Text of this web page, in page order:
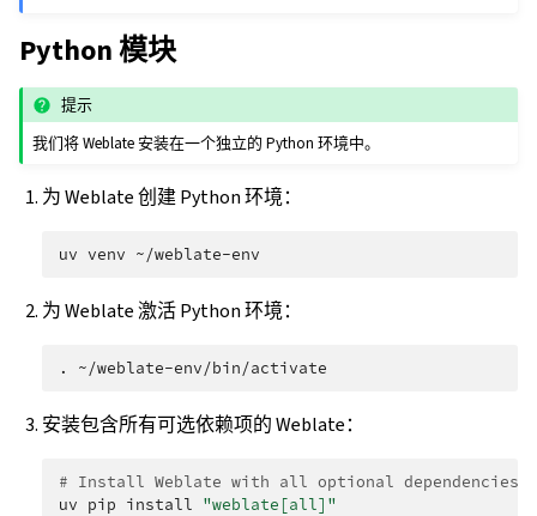
Python 模块
提示
我们将 Weblate 安装在一个独立的 Python 环境中。
为 Weblate 创建 Python 环境：
uv venv
为 Weblate 激活 Python 环境：
.
安装包含所有可选依赖项的 Weblate：
# Install Weblate with all optional dependencies
uv pip install "weblate[all]"